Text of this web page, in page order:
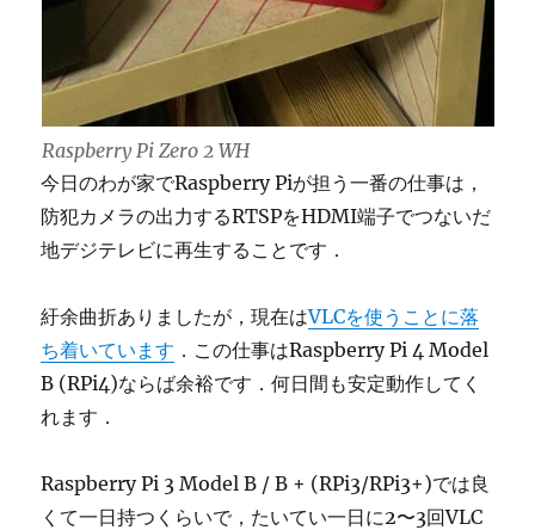
Raspberry Pi Zero 2 WH
今日のわが家でRaspberry Piが担う一番の仕事は，
防犯カメラの出力するRTSPをHDMI端子でつないだ
地デジテレビに再生することです．
紆余曲折ありましたが，現在はVLCを使うことに落
ち着いています ．この仕事はRaspberry Pi 4 Model
B (RPi4)ならば余裕です．何日間も安定動作してく
れます．
Raspberry Pi 3 Model B / B + (RPi3/RPi3+)では良
くて一日持つくらいで，たいてい一日に2〜3回VLC